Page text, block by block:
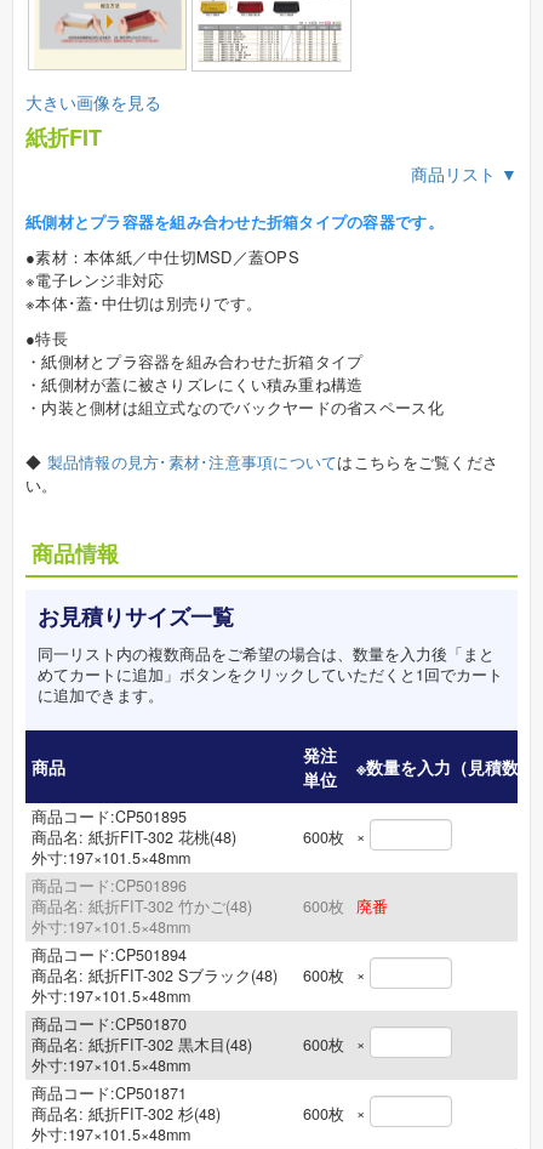
大きい画像を見る
紙折FIT
商品リスト ▼
紙側材とプラ容器を組み合わせた折箱タイプの容器です。
●素材：本体紙／中仕切MSD／蓋OPS
※電子レンジ非対応
※本体･蓋･中仕切は別売りです。
●特長
・紙側材とプラ容器を組み合わせた折箱タイプ
・紙側材が蓋に被さりズレにくい積み重ね構造
・内装と側材は組立式なのでバックヤードの省スペース化
◆ 製品情報の見方･素材･注意事項についてはこちらをご覧くださ
い。
商品情報
お見積りサイズ一覧
同一リスト内の複数商品をご希望の場合は、数量を入力後「まと
めてカートに追加」ボタンをクリックしていただくと1回でカート
に追加できます。
商品
発注
単位
※数量を入力（見積数量
商品コード:CP501895
商品名: 紙折FIT-302 花桃(48)
外寸:197×101.5×48mm
600枚 ×
商品コード:CP501896
商品名: 紙折FIT-302 竹かご(48)
外寸:197×101.5×48mm
600枚 廃番
商品コード:CP501894
商品名: 紙折FIT-302 Sブラック(48)
外寸:197×101.5×48mm
600枚 ×
商品コード:CP501870
商品名: 紙折FIT-302 黒木目(48)
外寸:197×101.5×48mm
600枚 ×
商品コード:CP501871
商品名: 紙折FIT-302 杉(48)
外寸:197×101.5×48mm
600枚 ×